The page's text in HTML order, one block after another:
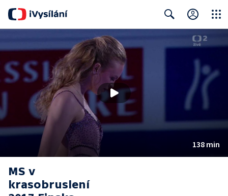
Close
138 min
MS v
krasobruslení